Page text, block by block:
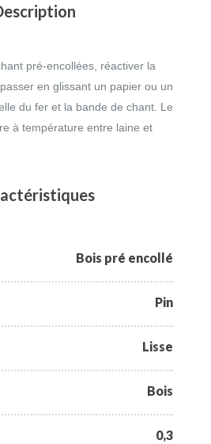
pré-encollées, réactiver la
en glissant un papier ou un
du fer et la bande de chant. Le
à température entre laine et
Bois pré encollé
Pin
Lisse
Bois
0,3